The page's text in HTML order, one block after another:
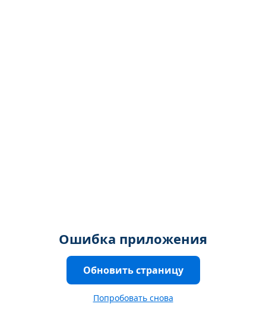
Ошибка приложения
Обновить страницу
Попробовать снова